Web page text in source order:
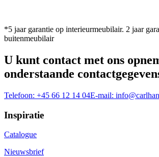
*5 jaar garantie op interieurmeubilair. 2 jaar
buitenmeubilair
U kunt contact met ons
onderstaande
Telefoon: +45 66 12 14 04E-mail:
Inspiratie
Catalogue
Nieuwsbrief